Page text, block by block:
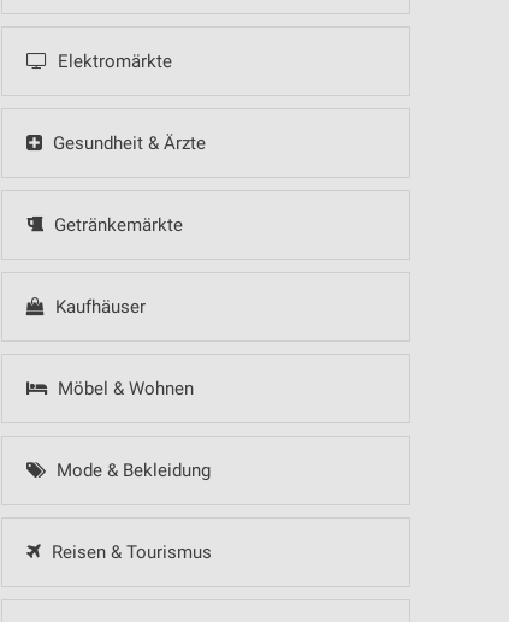
Elektromärkte
Gesundheit & Ärzte
Getränkemärkte
Kaufhäuser
Möbel & Wohnen
Mode & Bekleidung
Reisen & Tourismus